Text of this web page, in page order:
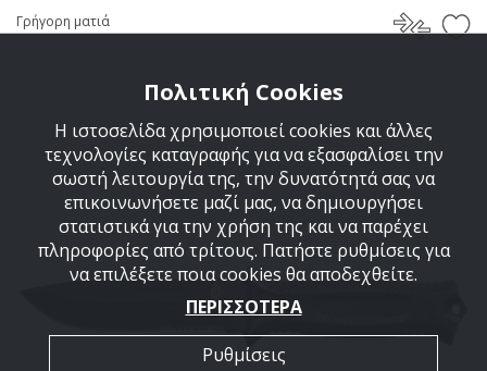
Γρήγορη ματιά
Πολιτική Cookies
Η ιστοσελίδα χρησιμοποιεί cookies και άλλες
τεχνολογίες καταγραφής για να εξασφαλίσει την
σωστή λειτουργία της, την δυνατότητά σας να
επικοινωνήσετε μαζί μας, να δημιουργήσει
στατιστικά για την χρήση της και να παρέχει
πληροφορίες από τρίτους. Πατήστε ρυθμίσεις για
να επιλέξετε ποια cookies θα αποδεχθείτε.
ΠΕΡΙΣΣΟΤΕΡΑ
Ρυθμίσεις